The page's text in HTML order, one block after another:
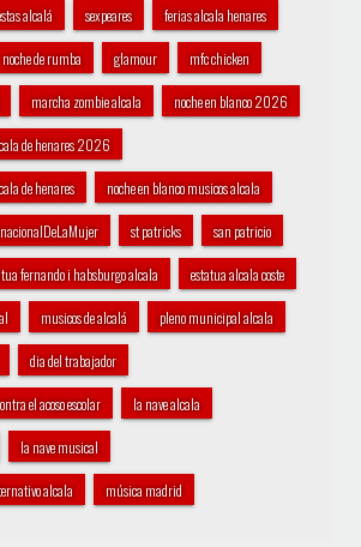
alcalá sexpeares ferias alcala henares
noche de rumba glamour mfc chicken
marcha zombie alcala noche en blanco 2026
de henares 2026
de henares noche en blanco musicos alcala
st patricks san patricio
fernando i habsburgo alcala estatua alcala coste
musicos de alcalá pleno municipal alcala
dia del trabajador
el acoso escolar la nave alcala
la nave musical
alcala música madrid